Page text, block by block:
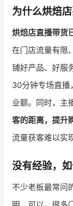
认证服务商
有赞云
为什么烘焙
烘焙店直播带货
在门店流量有限
铺好产品、好服
30分钟专场直播，
业额。同时，主
客的距离，提升
流量获客难以实
没有经验，
不少老板最常问